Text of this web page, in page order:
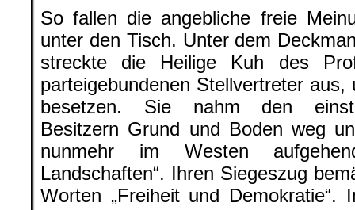
So fallen die angebliche freie
unter den Tisch. Unter dem
streckte die Heilige Kuh des
parteigebundenen Stellvertreter
besetzen. Sie nahm den
Besitzern Grund und Boden weg
nunmehr im Westen
Landschaften“. Ihren Siegeszug
Worten „Freiheit und